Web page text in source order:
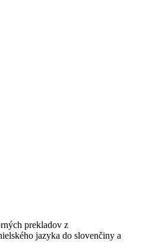
prekladov z
jazyka do slovenčiny a